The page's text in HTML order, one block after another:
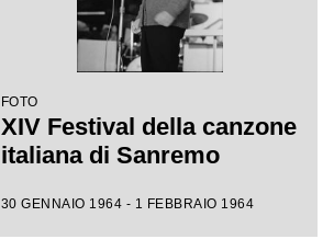
FOTO
XIV Festival della canzone
italiana di Sanremo
30 GENNAIO 1964 - 1 FEBBRAIO 1964